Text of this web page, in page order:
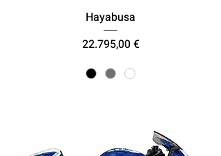
Hayabusa
Τιμή
22.795,00 €